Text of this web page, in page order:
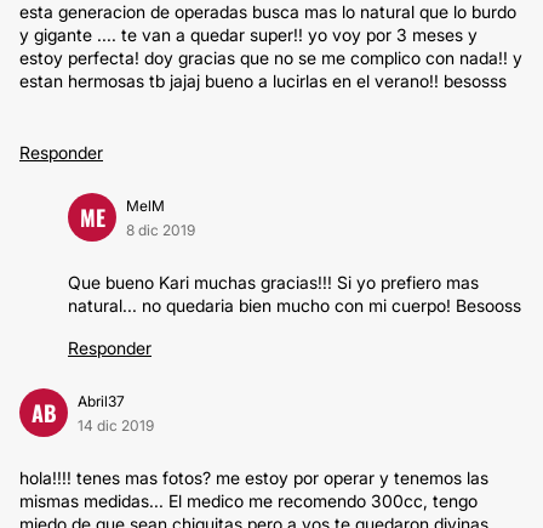
esta generacion de operadas busca mas lo natural que lo burdo
y gigante .... te van a quedar super!! yo voy por 3 meses y
estoy perfecta! doy gracias que no se me complico con nada!! y
estan hermosas tb jajaj bueno a lucirlas en el verano!! besosss
Responder
ME
MelM
8 dic 2019
Que bueno Kari muchas gracias!!! Si yo prefiero mas
natural... no quedaria bien mucho con mi cuerpo! Besooss
Responder
AB
Abril37
14 dic 2019
hola!!!! tenes mas fotos? me estoy por operar y tenemos las
mismas medidas... El medico me recomendo 300cc, tengo
miedo de que sean chiquitas pero a vos te quedaron divinas